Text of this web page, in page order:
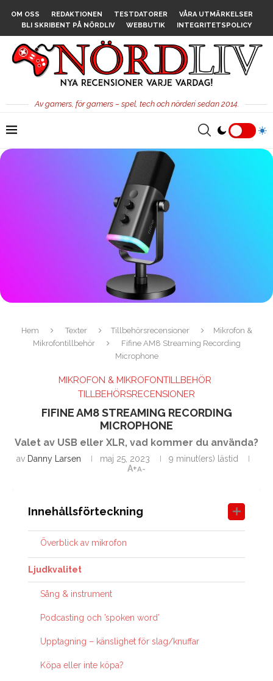
OM OSS REDAKTIONEN TESTDATORER
VÅRA UTMÄRKELSER
BLI SKRIBENT PÅ NÖRDLIV
WEBBUTIK INTEGRITETSPOLICY
Av gamers, för gamers – spel, tech och nörderi sedan 2014.
Hem Texter Tillbehörsrecensioner
Mikrofon &
Mikrofontillbehör
Fifine AM8 Streaming Recording
Microphone
MIKROFON & MIKROFONTILLBEHÖR
TILLBEHÖRSRECENSIONER
FIFINE AM8 STREAMING RECORDING
MICROPHONE
Valet av USB eller XLR, vad kommer du använda?
av Danny Larsen maj 25, 2023
9 minut(ers) lästid
A+A-
Innehållsförteckning
Överblick av mikrofon
Ljudkvalitet
Sång & instrument
Podcasting och ’spoken word’
Upptagning – känslighet för slag/knuffar
Köpa eller inte köpa?